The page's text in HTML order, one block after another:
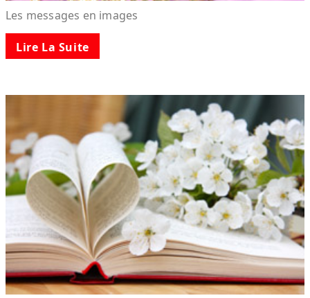
Les messages en images
Lire La Suite